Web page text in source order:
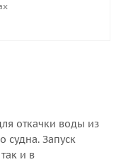
откачки воды из
судна. Запуск
и в